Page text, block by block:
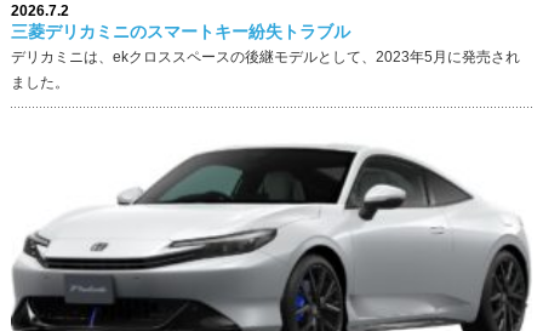
2026.7.2
三菱デリカミニのスマートキー紛失トラブル
デリカミニは、ekクロススペースの後継モデルとして、2023年5月に発売され
ました。